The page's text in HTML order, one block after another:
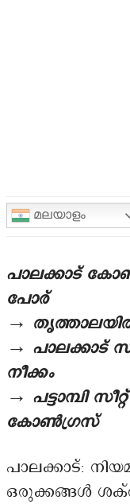
മലയാളം
പാലക്കാട്
പോര്
→ തൃത്താലയിൽ
→ പാലക്കാട്
നീക്കം
→ പട്ടാമ്പി
കോൺഗ്രസ്
പാലക്കാട്:
ഒരുക്കങ്ങൾ